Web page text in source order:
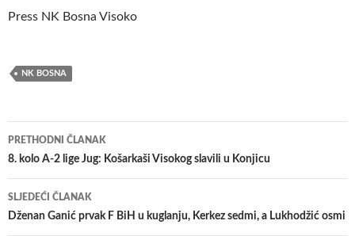
Press NK Bosna Visoko
NK BOSNA
Navigacija
članaka
PRETHODNI ČLANAK
8. kolo A-2 lige Jug: Košarkaši Visokog slavili u Konjicu
SLJEDEĆI ČLANAK
Dženan Ganić prvak F BiH u kuglanju, Kerkez sedmi, a Lukhodžić osmi